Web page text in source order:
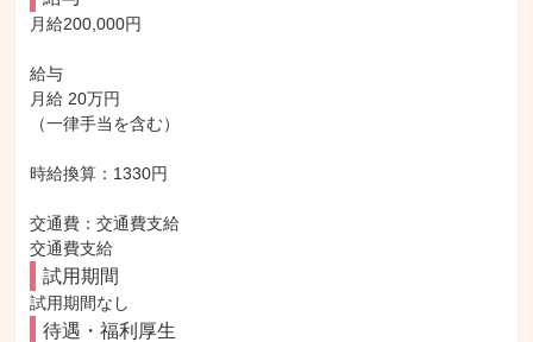
月給200,000円
給与
月給 20万円
（一律手当を含む）
時給換算：1330円
交通費：交通費支給
交通費支給
試用期間
試用期間なし
待遇・福利厚生